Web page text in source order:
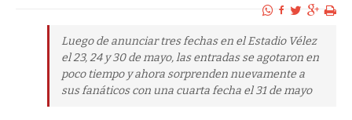
Luego de anunciar tres fechas en el Estadio Vélez
el 23, 24 y 30 de mayo, las entradas se agotaron en
poco tiempo y ahora sorprenden nuevamente a
sus fanáticos con una cuarta fecha el 31 de mayo